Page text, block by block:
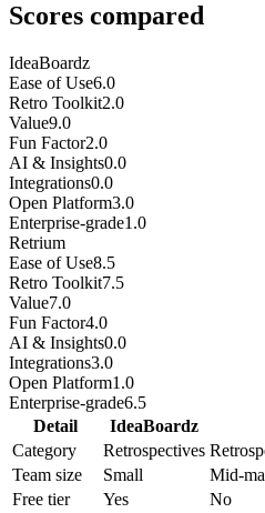
Scores compared
IdeaBoardz
Ease of Use6.0
Retro Toolkit2.0
Value9.0
Fun Factor2.0
AI & Insights0.0
Integrations0.0
Open Platform3.0
Enterprise-grade1.0
Retrium
Ease of Use8.5
Retro Toolkit7.5
Value7.0
Fun Factor4.0
AI & Insights0.0
Integrations3.0
Open Platform1.0
Enterprise-grade6.5
Detail
IdeaBoardz
Category
Retrospectives
Team size
Small
Mid-
Free tier
Yes No